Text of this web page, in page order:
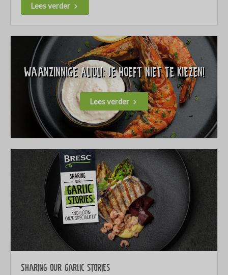
Lees verder
Waanzinnige Alioli: je hoeft niet te kiezen!
Lees verder
Sharing our garlic stories